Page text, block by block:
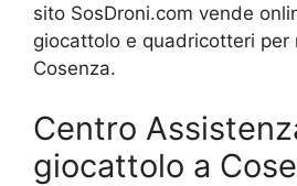
sito SosDroni.com vende
giocattolo e quadricotteri per
Cosenza.
Centro
giocattolo a